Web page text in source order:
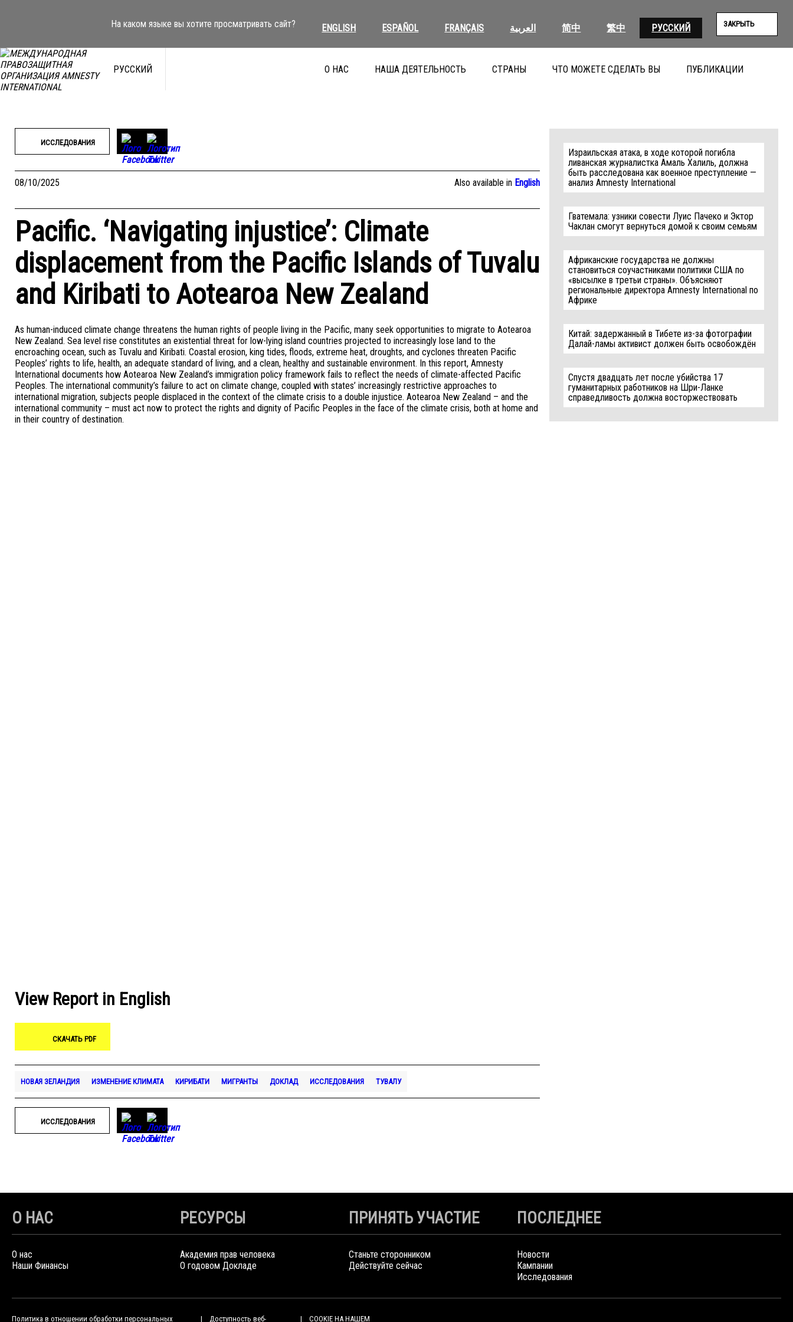
На каком языке вы хотите просматривать сайт? ENGLISH ESPAÑOL FRANÇAIS العربية 简中 繁中 РУССКИЙ ЗАКРЫТЬ
РУССКИЙ О НАС НАША ДЕЯТЕЛЬНОСТЬ СТРАНЫ ЧТО МОЖЕТЕ СДЕЛАТЬ ВЫ ПУБЛИКАЦИИ
ИССЛЕДОВАНИЯ
08/10/2025 Also available in English
Pacific. ‘Navigating injustice’: Climate
displacement from the Pacific Islands of Tuvalu
and Kiribati to Aotearoa New Zealand
As human-induced climate change threatens the human rights of people living in the Pacific, many seek opportunities to migrate to Aotearoa
New Zealand. Sea level rise constitutes an existential threat for low-lying island countries projected to increasingly lose land to the
encroaching ocean, such as Tuvalu and Kiribati. Coastal erosion, king tides, floods, extreme heat, droughts, and cyclones threaten Pacific
Peoples’ rights to life, health, an adequate standard of living, and a clean, healthy and sustainable environment. In this report, Amnesty
International documents how Aotearoa New Zealand’s immigration policy framework fails to reflect the needs of climate-affected Pacific
Peoples. The international community’s failure to act on climate change, coupled with states’ increasingly restrictive approaches to
international migration, subjects people displaced in the context of the climate crisis to a double injustice. Aotearoa New Zealand – and the
international community – must act now to protect the rights and dignity of Pacific Peoples in the face of the climate crisis, both at home and
in their country of destination.
View Report in English
СКАЧАТЬ PDF
НОВАЯ ЗЕЛАНДИЯ ИЗМЕНЕНИЕ КЛИМАТА КИРИБАТИ МИГРАНТЫ ДОКЛАД ИССЛЕДОВАНИЯ ТУВАЛУ
ИССЛЕДОВАНИЯ
Израильская атака, в ходе которой погибла
ливанская журналистка Амаль Халиль, должна
быть расследована как военное преступление —
анализ Amnesty International
Гватемала: узники совести Луис Пачеко и Эктор
Чаклан смогут вернуться домой к своим семьям
Африканские государства не должны
становиться соучастниками политики США по
«высылке в третьи страны». Объясняют
региональные директора Amnesty International по
Африке
Китай: задержанный в Тибете из-за фотографии
Далай-ламы активист должен быть освобождён
Спустя двадцать лет после убийства 17
гуманитарных работников на Шри-Ланке
справедливость должна восторжествовать
О НАС
О нас
Наши Финансы
РЕСУРСЫ
Академия прав человека
О годовом Докладе
ПРИНЯТЬ УЧАСТИЕ
Станьте сторонником
Действуйте сейчас
ПОСЛЕДНЕЕ
Новости
Кампании
Исследования
Политика в отношении обработки персональных Доступность веб- COOKIE НА НАШЕМ